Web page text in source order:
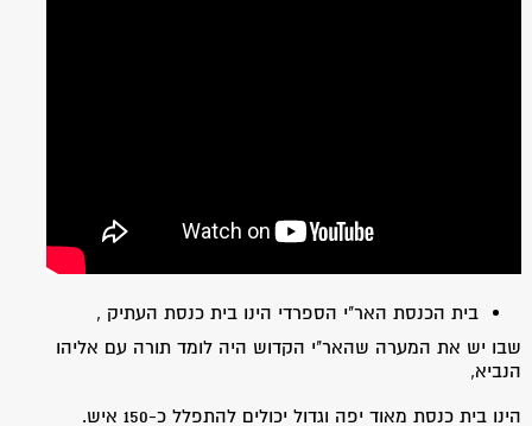
בית הכנסת האר"י הספרדי הינו בית כנסת העתיק ,
שבו יש את המערה שהאר"י הקדוש היה לומד תורה עם אליהו
הנביא,
הינו בית כנסת מאוד יפה וגדול יכולים להתפלל כ-150 איש.